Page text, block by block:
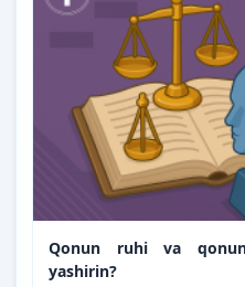
Qonun ruhi va
yashirin?